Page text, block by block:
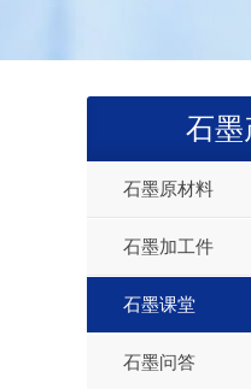
石墨
石墨原材料
石墨加工件
石墨课堂
石墨问答